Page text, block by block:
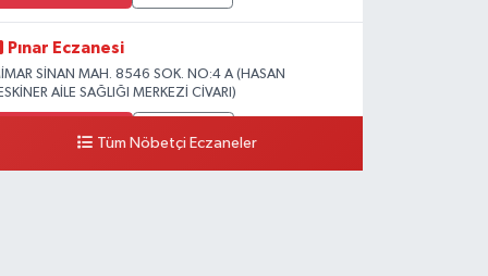
Pınar Eczanesi
SİNAN MAH. 8546 SOK. NO:4 A (HASAN
AİLE SAĞLIĞI MERKEZİ CİVARI)
Tüm Nöbetçi Eczaneler